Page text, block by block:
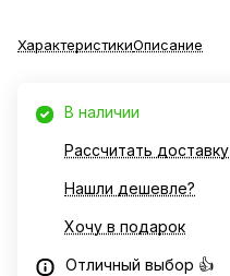
ХарактеристикиОписание
В наличии
Рассчитать доставку
Нашли дешевле?
Хочу в подарок
Отличный выбор 👍